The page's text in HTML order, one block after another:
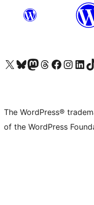
Visit our X (formerly Twitter) account
Visit our Bluesky account
Visit our Mastodon account
Visit our Threads account
Visit our Facebook page
Visit ourVisit our
The WordPress®
of the WordPress